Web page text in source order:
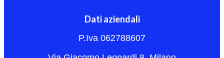
Dati aziendali
P.Iva 062788607